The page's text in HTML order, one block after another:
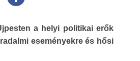
a helyi politikai erők
eseményekre és hősi